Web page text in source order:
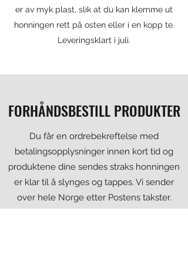
er av myk plast, slik at du kan klemme ut
honningen rett på osten eller i en kopp te.
Leveringsklart i juli.
FORHÅNDSBESTILL PRODUKTER
Du får en ordrebekreftelse med
betalingsopplysninger innen kort tid og
produktene dine sendes straks honningen
er klar til å slynges og tappes. Vi sender
over hele Norge etter Postens takster.